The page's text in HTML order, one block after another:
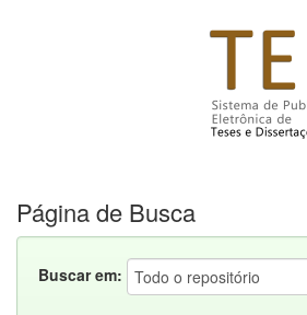
Página de Busca
Buscar em: